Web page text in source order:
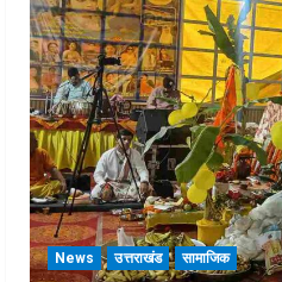
News उत्तराखंड सामाजिक